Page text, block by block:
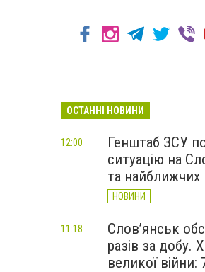
ОСТАННІ НОВИНИ
Генштаб ЗСУ
ситуацію на
та найближчих
НОВИНИ
12:00
Слов’янськ
разів за добу.
великої війни:
11:18